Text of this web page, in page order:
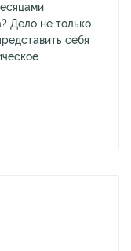
Дело не только
себя